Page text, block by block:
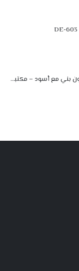
طاولة تلفزيون برفوف جانبية لون بني مع أسود – مكتبة شاشة مودرن 302 سم